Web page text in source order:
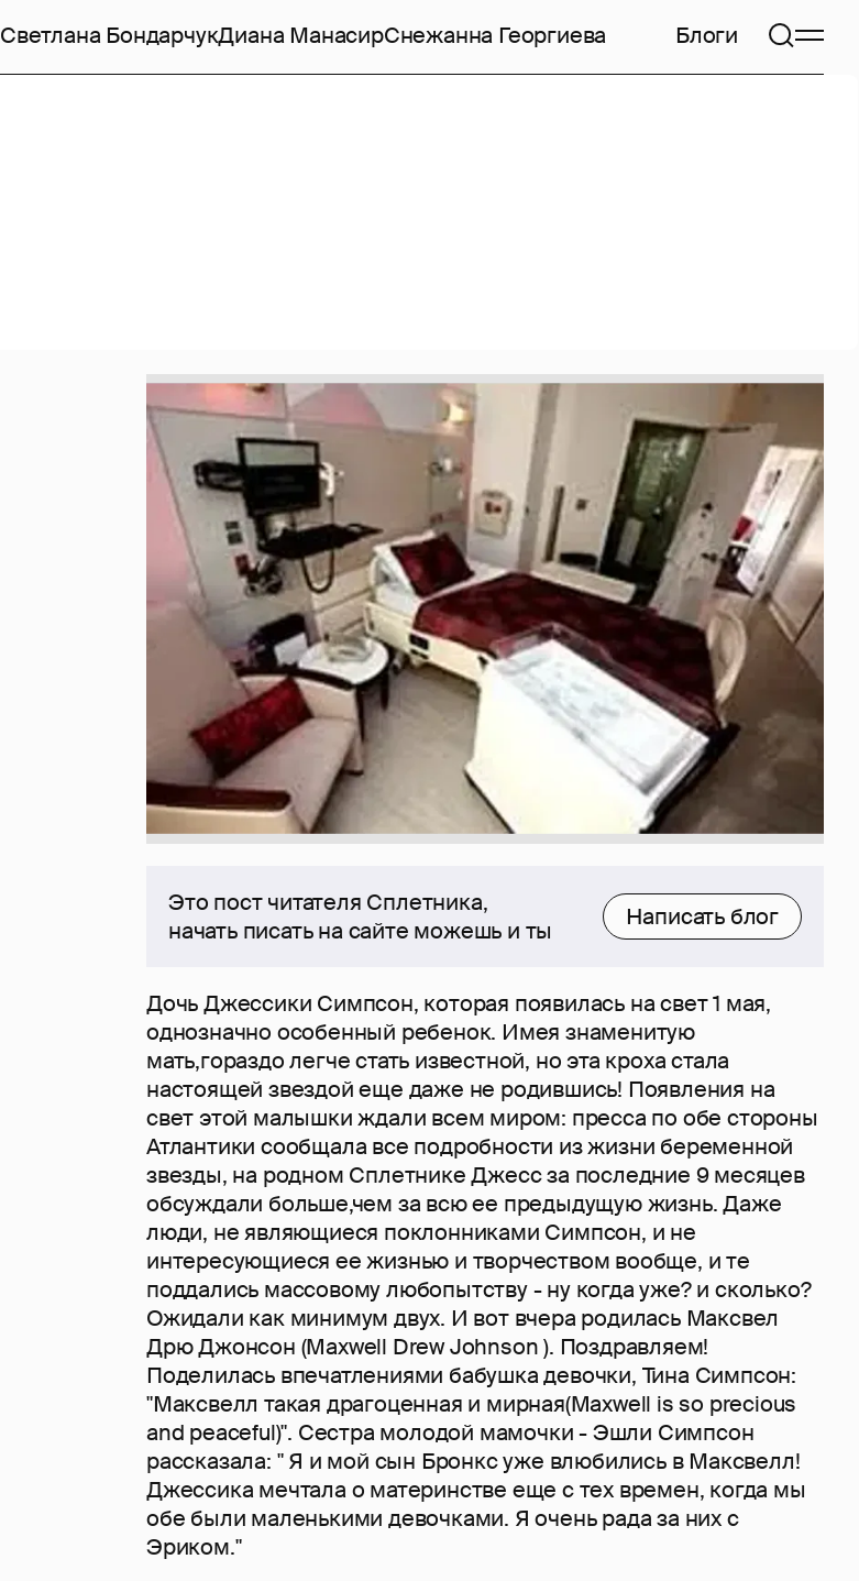
Светлана БондарчукДиана МанасирСнежанна Георгиева Блоги
Это пост читателя Сплетника,
начать писать на сайте можешь и ты
Написать блог
Дочь Джессики Симпсон, которая появилась на свет 1 мая,
однозначно особенный ребенок. Имея знаменитую
мать,гораздо легче стать известной, но эта кроха стала
настоящей звездой еще даже не родившись! Появления на
свет этой малышки ждали всем миром: пресса по обе стороны
Атлантики сообщала все подробности из жизни беременной
звезды, на родном Сплетнике Джесс за последние 9 месяцев
обсуждали больше,чем за всю ее предыдущую жизнь. Даже
люди, не являющиеся поклонниками Симпсон, и не
интересующиеся ее жизнью и творчеством вообще, и те
поддались массовому любопытству - ну когда уже? и сколько?
Ожидали как минимум двух. И вот вчера родилась Максвел
Дрю Джонсон (Maxwell Drew Johnson ). Поздравляем!
Поделилась впечатлениями бабушка девочки, Тина Симпсон:
"Максвелл такая драгоценная и мирная(Maxwell is so precious
and peaceful)". Сестра молодой мамочки - Эшли Симпсон
рассказала: " Я и мой сын Бронкс уже влюбились в Максвелл!
Джессика мечтала о материнстве еще с тех времен, когда мы
обе были маленькими девочками. Я очень рада за них с
Эриком."